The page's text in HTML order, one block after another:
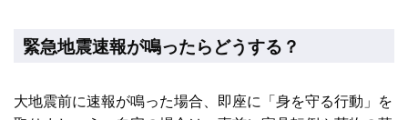
緊急地震速報が鳴ったらどうする？
大地震前に速報が鳴った場合、即座に「身を守る行動」を